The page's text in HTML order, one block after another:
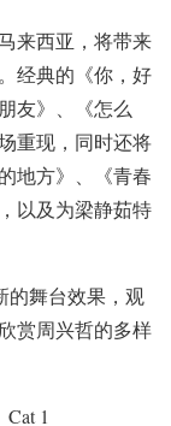
来西亚，将带来
经典的《你，好
友》、《怎么
重现，同时还将
地方》、《青春
以及为梁静茹特
的舞台效果，观
赏周兴哲的多样
1